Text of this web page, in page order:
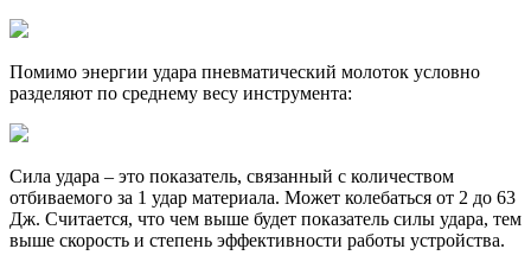
Помимо энергии удара пневматический молоток условно
разделяют по среднему весу инструмента:
Сила удара – это показатель, связанный с количеством
отбиваемого за 1 удар материала. Может колебаться от 2 до 63
Дж. Считается, что чем выше будет показатель силы удара, тем
выше скорость и степень эффективности работы устройства.